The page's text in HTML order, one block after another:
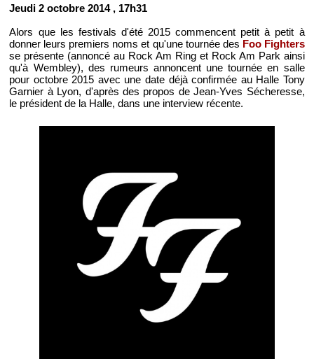
Jeudi 2 octobre 2014 , 17h31
Alors que les festivals d'été 2015 commencent petit à petit à
donner leurs premiers noms et qu'une tournée des Foo Fighters
se présente (annoncé au Rock Am Ring et Rock Am Park ainsi
qu'à Wembley), des rumeurs annoncent une tournée en salle
pour octobre 2015 avec une date déjà confirmée au Halle Tony
Garnier à Lyon, d'après des propos de Jean-Yves Sécheresse,
le président de la Halle, dans une interview récente.